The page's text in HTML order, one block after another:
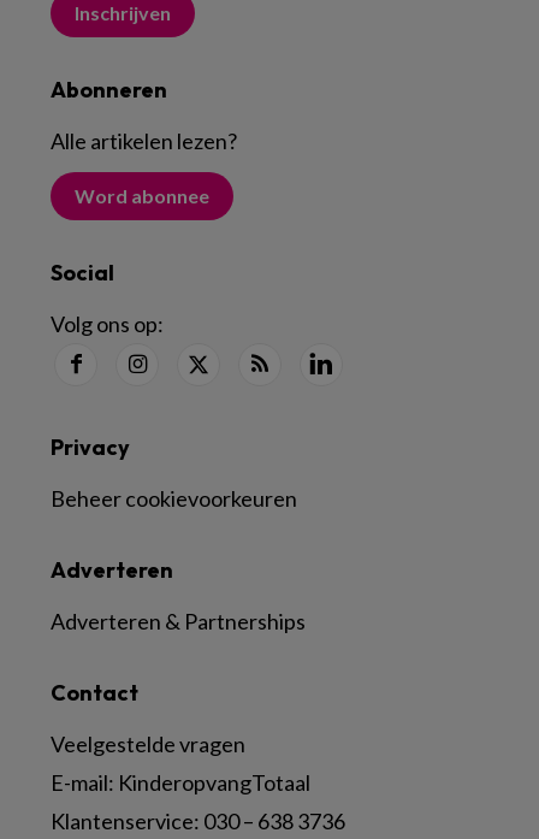
Inschrijven
Abonneren
Alle artikelen lezen?
Word abonnee
Social
Volg ons op:
Contact
Veelgestelde vragen
E-mail: KinderopvangTotaal
Klantenservice: 030 – 638 3736
Adverteren
Adverteren & Partnerships
Privacy
Beheer cookievoorkeuren